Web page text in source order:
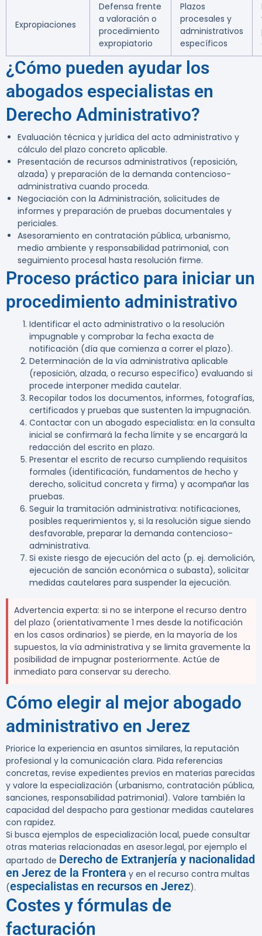
Expropiaciones
Defensa frente
a valoración o
procedimiento
expropiatorio
Plazos
procesales y
administrativos
específicos
¿Cómo pueden ayudar los
abogados especialistas en
Derecho Administrativo?
Evaluación técnica y jurídica del acto administrativo y
cálculo del plazo concreto aplicable.
Presentación de recursos administrativos (reposición,
alzada) y preparación de la demanda contencioso-
administrativa cuando proceda.
Negociación con la Administración, solicitudes de
informes y preparación de pruebas documentales y
periciales.
Asesoramiento en contratación pública, urbanismo,
medio ambiente y responsabilidad patrimonial, con
seguimiento procesal hasta resolución firme.
Proceso práctico para iniciar un
procedimiento administrativo
Identificar el acto administrativo o la resolución
impugnable y comprobar la fecha exacta de
notificación (día que comienza a correr el plazo).
Determinación de la vía administrativa aplicable
(reposición, alzada, o recurso específico) evaluando si
procede interponer medida cautelar.
Recopilar todos los documentos, informes, fotografías,
certificados y pruebas que sustenten la impugnación.
Contactar con un abogado especialista: en la consulta
inicial se confirmará la fecha límite y se encargará la
redacción del escrito en plazo.
Presentar el escrito de recurso cumpliendo requisitos
formales (identificación, fundamentos de hecho y
derecho, solicitud concreta y firma) y acompañar las
pruebas.
Seguir la tramitación administrativa: notificaciones,
posibles requerimientos y, si la resolución sigue siendo
desfavorable, preparar la demanda contencioso-
administrativa.
Si existe riesgo de ejecución del acto (p. ej. demolición,
ejecución de sanción económica o subasta), solicitar
medidas cautelares para suspender la ejecución.
Advertencia experta: si no se interpone el recurso dentro
del plazo (orientativamente 1 mes desde la notificación
en los casos ordinarios) se pierde, en la mayoría de los
supuestos, la vía administrativa y se limita gravemente la
posibilidad de impugnar posteriormente. Actúe de
inmediato para conservar su derecho.
Cómo elegir al mejor abogado
administrativo en Jerez
Priorice la experiencia en asuntos similares, la reputación
profesional y la comunicación clara. Pida referencias
concretas, revise expedientes previos en materias parecidas
y valore la especialización (urbanismo, contratación pública,
sanciones, responsabilidad patrimonial). Valore también la
capacidad del despacho para gestionar medidas cautelares
con rapidez.
Si busca ejemplos de especialización local, puede consultar
otras materias relacionadas en asesor.legal, por ejemplo el
apartado de Derecho de Extranjería y nacionalidad
en Jerez de la Frontera y en el recurso contra multas
(especialistas en recursos en Jerez).
Costes y fórmulas de
facturación